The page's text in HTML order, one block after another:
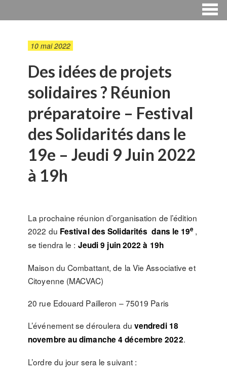
10 mai 2022
Des idées de projets
solidaires ? Réunion
préparatoire – Festival
des Solidarités dans le
19e – Jeudi 9 Juin 2022
à 19h
La prochaine réunion d’organisation de l’édition
2022 du Festival des Solidarités dans le 19e ,
se tiendra le : Jeudi 9 juin 2022 à 19h
Maison du Combattant, de la Vie Associative et
Citoyenne (MACVAC)
20 rue Edouard Pailleron – 75019 Paris
L’événement se déroulera du vendredi 18
novembre au dimanche 4 décembre 2022.
L’ordre du jour sera le suivant :